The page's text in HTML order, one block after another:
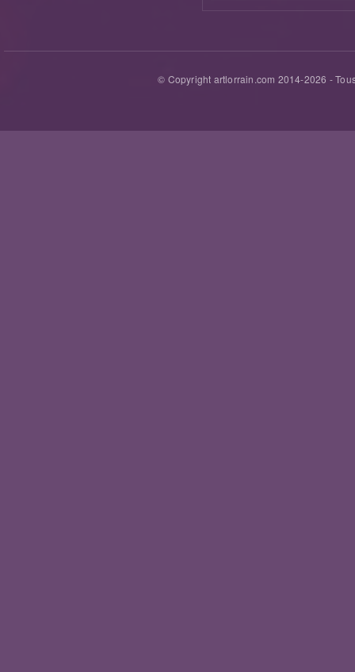
© Copyright artlorrain.com 2014-2026 -